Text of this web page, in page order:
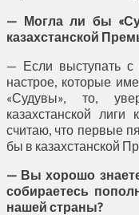
— Могла ли бы
казахстанской
— Если выступать с
настрое, которые
«Судувы», то,
казахстанской
считаю, что первые
бы в казахстанской
— Вы хорошо
собираетесь
нашей страны?